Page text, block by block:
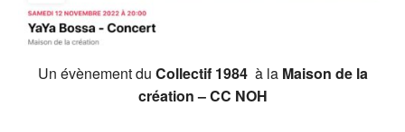
Un évènement du Collectif 1984 à la Maison de la
création – CC NOH